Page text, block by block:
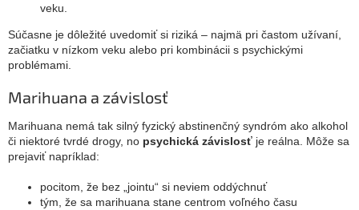
veku.
Súčasne je dôležité uvedomiť si riziká – najmä pri častom užívaní,
začiatku v nízkom veku alebo pri kombinácii s psychickými
problémami.
Marihuana a závislosť
Marihuana nemá tak silný fyzický abstinenčný syndróm ako alkohol
či niektoré tvrdé drogy, no psychická závislosť je reálna. Môže sa
prejaviť napríklad:
pocitom, že bez „jointu“ si neviem oddýchnuť
tým, že sa marihuana stane centrom voľného času